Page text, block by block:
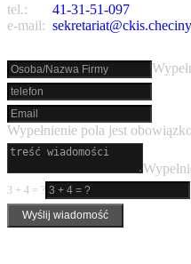
tel.: 41-31-51-097
e-mail:
Wypełnienie pola jest
3 + 4 = ?
Wyślij wiadomość